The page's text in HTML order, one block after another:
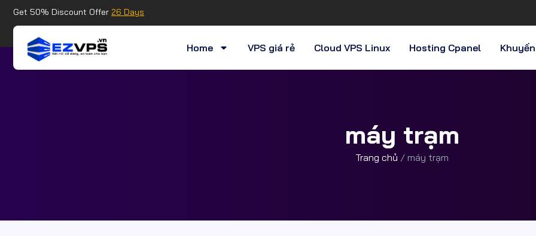
Get 50% Discount Offer 26 Days
Home VPS giá rẻ Cloud VPS Linux Hosting Cpanel
máy trạm
Trang chủ / máy trạm